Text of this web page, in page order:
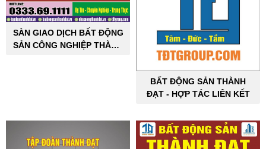
SÀN GIAO DỊCH BẤT ĐỘNG
SẢN CÔNG NGHIỆP THÀNH
BẤT ĐỘNG SẢN THÀNH
ĐẠT - HỢP TÁC LIÊN KẾT